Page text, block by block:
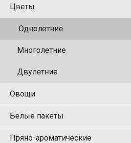
Цветы
Однолетние
Многолетние
Двулетние
Овощи
Белые пакеты
Пряно-ароматические